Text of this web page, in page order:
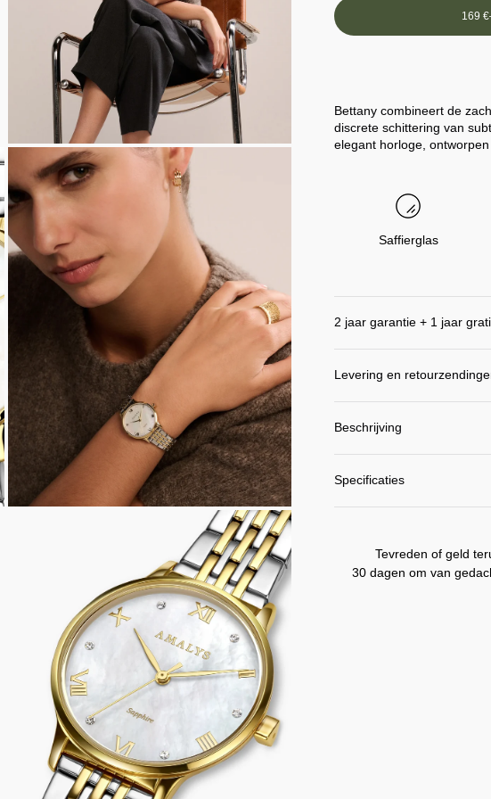
INZOOMEN
OP
DE
AFBEELDING
169 €
Bettany combineert de
discrete schittering van
elegant horloge,
Saffierglas
2 jaar garantie + 1 jaar
Levering en
Beschrijving
Specificaties
Tevreden of geld
30 dagen om van